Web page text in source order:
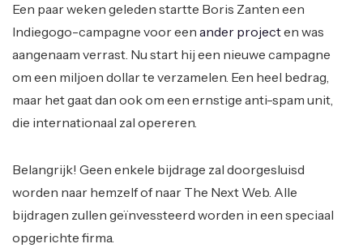
Een paar weken geleden startte Boris Zanten een
Indiegogo-campagne voor een ander projecten was
aangenaam verrast. Nu start hij een nieuwe campagne
om een miljoen dollar te verzamelen. Een heel bedrag,
maar het gaat dan ook om een ernstige anti-spam unit,
die internationaal zal opereren.
Belangrijk! Geen enkele bijdrage zal doorgesluisd
worden naar hemzelf of naar The Next Web. Alle
bijdragen zullen geïnvessteerd worden in een speciaal
opgerichte firma.